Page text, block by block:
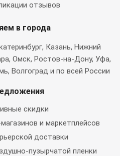
отзывов
в города
Казань, Нижний
Омск, Ростов-на-Дону, Уфа,
Волгоград и по всей России
скидки
и маркетплейсов
доставки
пузырчатой пленки